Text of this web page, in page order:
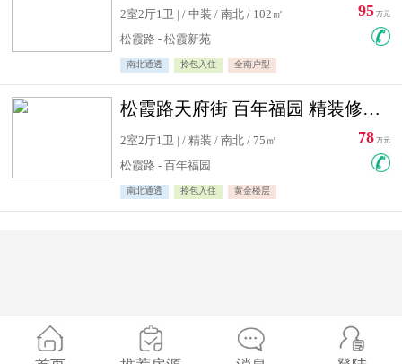
2室2厅1卫 | / 中装 / 南北 / 102㎡
松霞路 - 松霞新苑
南北通透 拎包入住 全南户型
95 万元
松霞路天府街 百年福园 精装修住宅急售
2室2厅1卫 | / 精装 / 南北 / 75㎡
松霞路 - 百年福园
南北通透 拎包入住 黄金楼层
78 万元